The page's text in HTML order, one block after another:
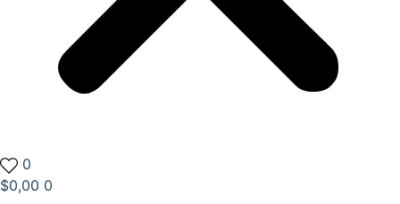
0
$0,00 0